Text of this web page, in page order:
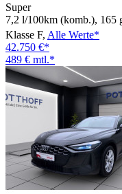
Super
7,2 l/100km (komb.), 165
Klasse F, Alle Werte*
42.750 €*
489 € mtl.*